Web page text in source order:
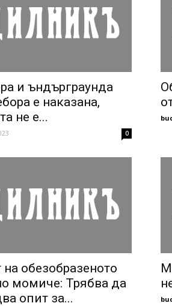
и ъндърграунда
е наказана,
не е...
0
обезобразеното
момиче: Трябва да
опит за...